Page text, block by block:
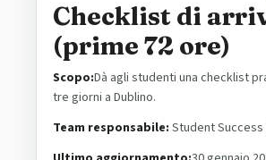
Checklist di
(prime 72 ore)
Scopo:Dà agli studenti una checklist
tre giorni a Dublino.
Team responsabile: Student Success